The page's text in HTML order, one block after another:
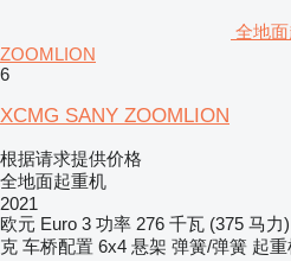
全地
ZOOMLION
6
XCMG SANY ZOOMLION
根据请求提供价格
全地面起重机
2021
欧元 Euro 3 功率 276 千瓦 (375 马力)
克 车桥配置 6x4 悬架 弹簧/弹簧 起